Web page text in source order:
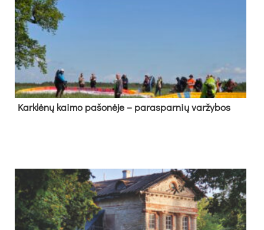
Kark­lė­nų kai­mo pa­šo­nė­je – pa­ras­par­nių var­žy­bos